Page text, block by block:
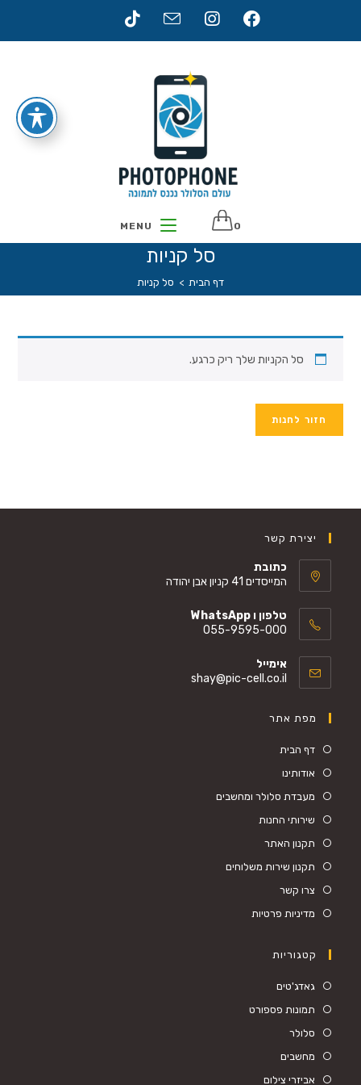
0
MENU
סל קניות
דף הבית > סל קניות
סל הקניות שלך ריק כרגע.
חזור לחנות
יצירת קשר
כתובת
המייסדים 41 קניון אבן יהודה
טלפון ו WhatsApp
055-9595-000
in
אימייל
shay@pic-cell.co.il
Opens
מפת אתר
דף הבית
אודותינו
מעבדת סלולר ומחשבים
שירותי החנות
תקנון האתר
תקנון שירות משלוחים
צרו קשר
מדיניות פרטיות
קטגוריות
גאדג'טיםOpens
in
תמונות פספורטOpens
סלולרOpens
in
מחשביםOpens
in
אביזרי צילוםOpens